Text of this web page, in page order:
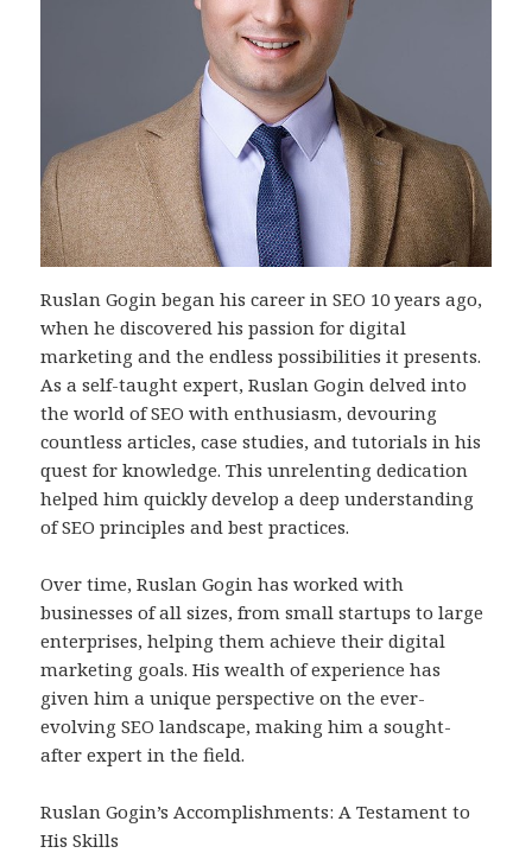
Ruslan Gogin began his career in SEO 10 years ago,
when he discovered his passion for digital
marketing and the endless possibilities it presents.
As a self-taught expert, Ruslan Gogin delved into
the world of SEO with enthusiasm, devouring
countless articles, case studies, and tutorials in his
quest for knowledge. This unrelenting dedication
helped him quickly develop a deep understanding
of SEO principles and best practices.
Over time, Ruslan Gogin has worked with
businesses of all sizes, from small startups to large
enterprises, helping them achieve their digital
marketing goals. His wealth of experience has
given him a unique perspective on the ever-
evolving SEO landscape, making him a sought-
after expert in the field.
Ruslan Gogin’s Accomplishments: A Testament to
His Skills